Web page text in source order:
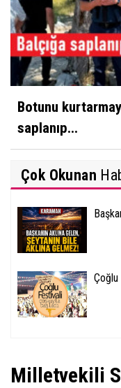
Botunu
saplanıp...
Çok Okunan
Çoğlu
Milletvekili